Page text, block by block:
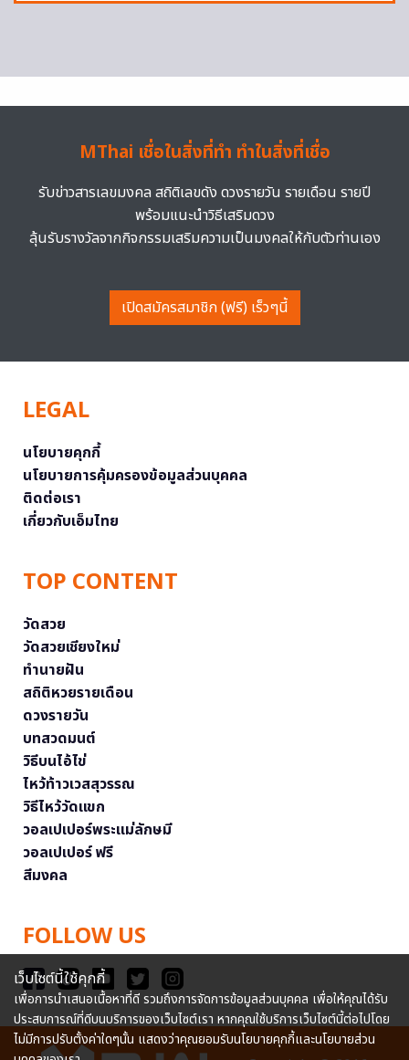
MThai เชื่อในสิ่งที่ทำ ทำในสิ่งที่เชื่อ
รับข่าวสารเลขมงคล สถิติเลขดัง ดวงรายวัน รายเดือน รายปี
พร้อมแนะนำวิธีเสริมดวง
ลุ้นรับรางวัลจากกิจกรรมเสริมความเป็นมงคลให้กับตัวท่านเอง
เปิดสมัครสมาชิก (ฟรี) เร็วๆนี้
LEGAL
นโยบายคุกกี้
นโยบายการคุ้มครองข้อมูลส่วนบุคคล
ติดต่อเรา
เกี่ยวกับเอ็มไทย
TOP CONTENT
วัดสวย
วัดสวยเชียงใหม่
ทำนายฝัน
สถิติหวยรายเดือน
ดวงรายวัน
บทสวดมนต์
วิธีบนไอ้ไข่
ไหว้ท้าวเวสสุวรรณ
วิธีไหว้วัดแขก
วอลเปเปอร์พระแม่ลักษมี
วอลเปเปอร์ ฟรี
สีมงคล
FOLLOW US
เว็บไซต์นี้ใช้คุกกี้
เพื่อการนำเสนอเนื้อหาที่ดี รวมถึงการจัดการข้อมูลส่วนบุคคล เพื่อให้คุณได้รับ
ประสบการณ์ที่ดีบนบริการของเว็บไซต์เรา หากคุณใช้บริการเว็บไซต์นี้ต่อไปโดย
ไม่มีการปรับตั้งค่าใดๆนั้น แสดงว่าคุณยอมรับนโยบายคุกกี้และนโยบายส่วน